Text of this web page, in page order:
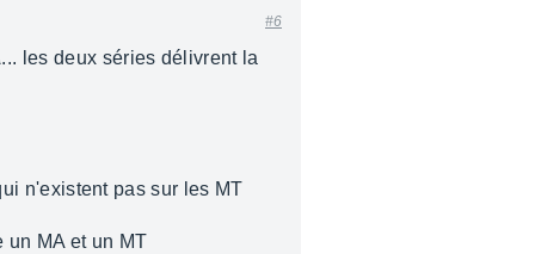
#6
les deux séries délivrent la
n'existent pas sur les MT
MA et un MT